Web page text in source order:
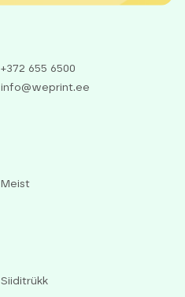
+372 655 6500
info@weprint.ee
Meist
Siiditrükk